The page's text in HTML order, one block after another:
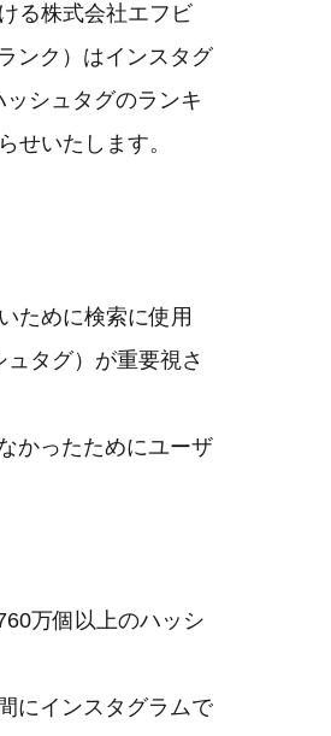
る株式会社エフビ
ンク）はインスタグ
シュタグのランキ
せいたします。
ために検索に使用
タグ）が重要視さ
かったためにユーザ
万個以上のハッシ
にインスタグラムで